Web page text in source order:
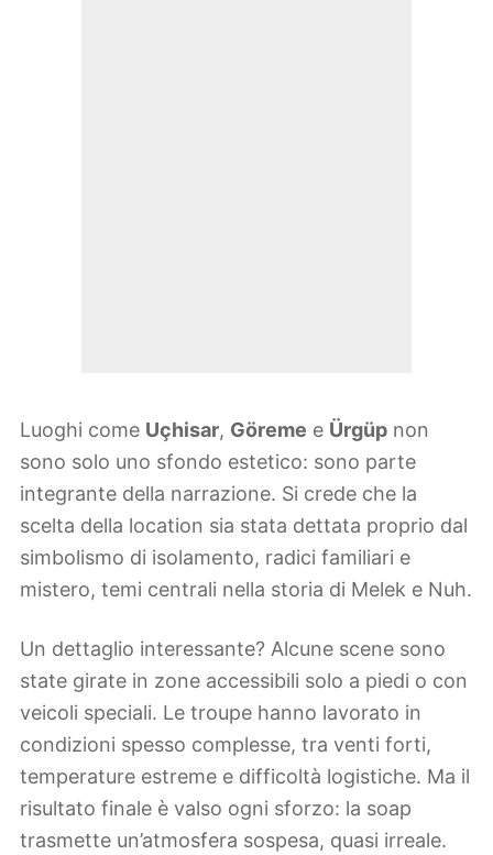
Luoghi come Uçhisar, Göreme e Ürgüp non
sono solo uno sfondo estetico: sono parte
integrante della narrazione. Si crede che la
scelta della location sia stata dettata proprio dal
simbolismo di isolamento, radici familiari e
mistero, temi centrali nella storia di Melek e Nuh.
Un dettaglio interessante? Alcune scene sono
state girate in zone accessibili solo a piedi o con
veicoli speciali. Le troupe hanno lavorato in
condizioni spesso complesse, tra venti forti,
temperature estreme e difficoltà logistiche. Ma il
risultato finale è valso ogni sforzo: la soap
trasmette un’atmosfera sospesa, quasi irreale.